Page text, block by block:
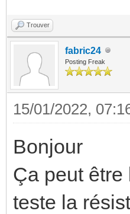
Trouver
fabric24
Posting Freak
15/01/2022,
Bonjour
Ça peut
teste la